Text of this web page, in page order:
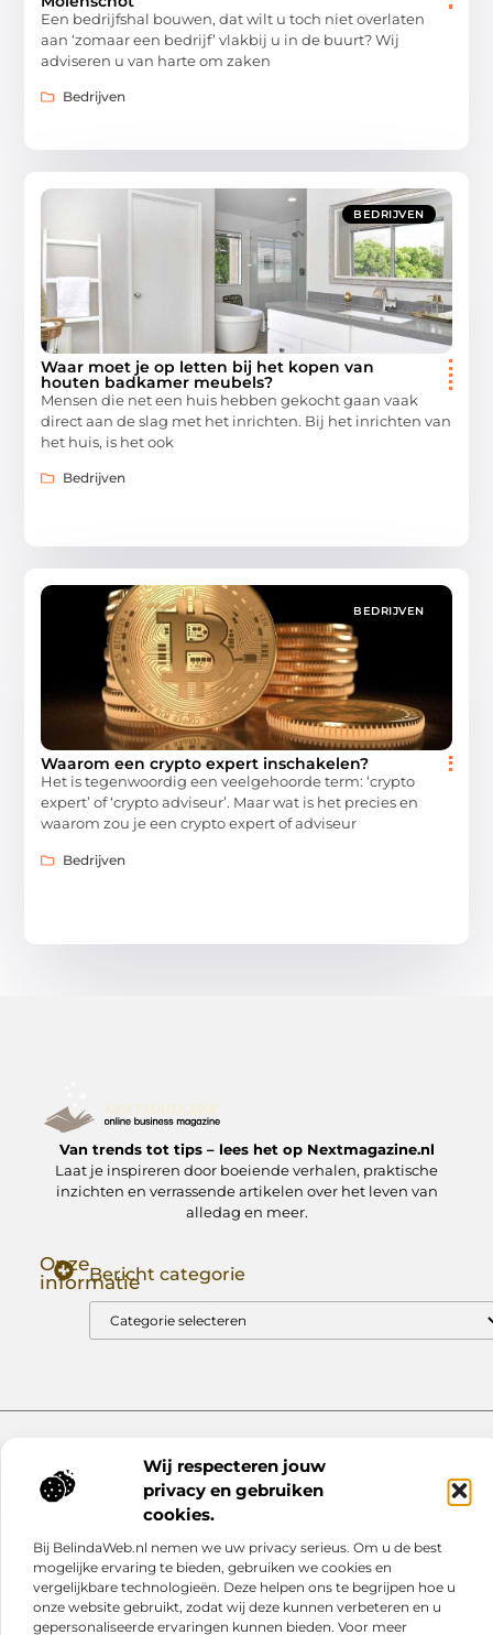
Wij respecteren jouw
privacy en gebruiken
cookies.
Bij BelindaWeb.nl nemen we uw privacy serieus. Om u de best
mogelijke ervaring te bieden, gebruiken we cookies en
vergelijkbare technologieën. Deze helpen ons te begrijpen hoe u
onze website gebruikt, zodat wij deze kunnen verbeteren en u
gepersonaliseerde ervaringen kunnen bieden. Voor meer
Een bedrijfshal bouwen, dat wilt u toch niet overlaten
aan ‘zomaar een bedrijf’ vlakbij u in de buurt? Wij
adviseren u van harte om zaken
Bedrijven
BEDRIJVEN
Waar moet je op letten bij het kopen van
houten badkamer meubels?
Mensen die net een huis hebben gekocht gaan vaak
direct aan de slag met het inrichten. Bij het inrichten van
het huis, is het ook
Bedrijven
BEDRIJVEN
Waarom een crypto expert inschakelen?
Het is tegenwoordig een veelgehoorde term: ‘crypto
expert’ of ‘crypto adviseur’. Maar wat is het precies en
waarom zou je een crypto expert of adviseur
Bedrijven
Van trends tot tips – lees het op Nextmagazine.nl
Laat je inspireren door boeiende verhalen, praktische
inzichten en verrassende artikelen over het leven van
alledag en meer.
Onze
informatieBericht categorie
@2025 www.nextmagazine.nl. All Right Reserved.